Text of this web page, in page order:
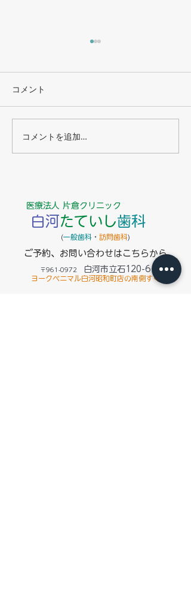
簡易的に歯周病菌の観察
ができます－mil-kin（見る
コメント
コメントを追加…
医療法人 片倉クリニック
白河 たていし歯科
​(一般歯科・ 訪問歯科)
ご予約、お問い合わせはこちらから
〒961-0972 白河市立石120-6
ヨークベニマル白河昭和町店の南側すぐ